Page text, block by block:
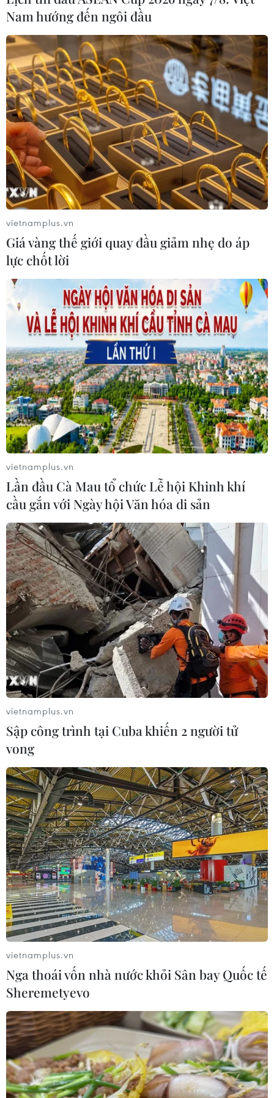
TIN CÙNG CHUYÊN MỤC
Nga thoái vốn nhà nước khỏi Sân bay
Quốc tế Sheremetyevo
07/08/2026 00:22
Nga thông báo tấn công căn
cứ ngầm của Ukraine
06/08/2026 16:21
Tây Ban Nha: 100 người thiệt mạng
trong vụ vượt biển ồ ạt vào Ceuta
06/08/2026 16:03
Nam hướng đến ngôi đầu
vietnamplus.vn
Giá vàng thế giới quay đầu giảm nhẹ do áp
lực chốt lời
vietnamplus.vn
Lần đầu Cà Mau tổ chức Lễ hội Khinh khí
cầu gắn với Ngày hội Văn hóa di sản
vietnamplus.vn
Sập công trình tại Cuba khiến 2 người tử
vong
vietnamplus.vn
Nga thoái vốn nhà nước khỏi Sân bay Quốc tế
Sheremetyevo